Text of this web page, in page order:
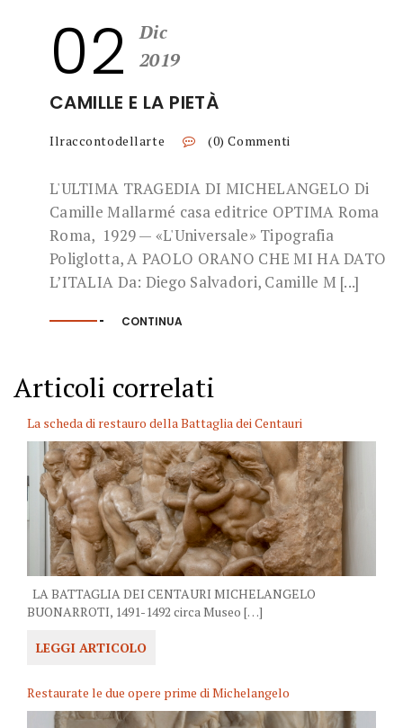
02
Dic
2019
CAMILLE E LA PIETÀ
Ilraccontodellarte (0) Commenti
L'ULTIMA TRAGEDIA DI MICHELANGELO Di
Camille Mallarmé casa editrice OPTIMA Roma
Roma, 1929 — «L'Universale» Tipografia
Poliglotta, A PAOLO ORANO CHE MI HA DATO
L’ITALIA Da: Diego Salvadori, Camille M [...]
CONTINUA
Articoli correlati
La scheda di restauro della Battaglia dei Centauri
LA BATTAGLIA DEI CENTAURI MICHELANGELO
BUONARROTI, 1491-1492 circa Museo […]
LEGGI ARTICOLO
Restaurate le due opere prime di Michelangelo